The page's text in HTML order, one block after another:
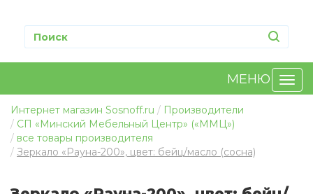
МЕНЮ
Интернет магазин Sosnoff.ru
Производители
СП «Минский Мебельный Центр» («ММЦ»)
все товары производителя
Зеркало «Рауна-200», цвет: бейц/масло (сосна)